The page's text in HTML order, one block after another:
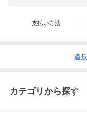
支払い方法
違反
カテゴリから探す